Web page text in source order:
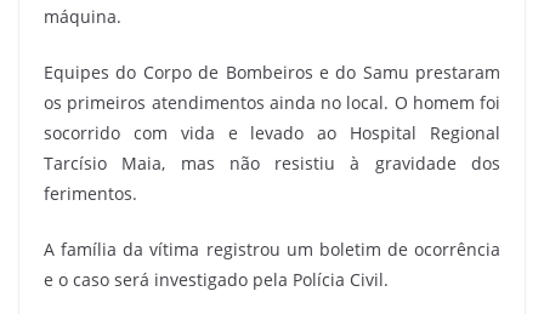
máquina.
Equipes do Corpo de Bombeiros e do Samu prestaram
os primeiros atendimentos ainda no local. O homem foi
socorrido com vida e levado ao Hospital Regional
Tarcísio Maia, mas não resistiu à gravidade dos
ferimentos.
A família da vítima registrou um boletim de ocorrência
e o caso será investigado pela Polícia Civil.